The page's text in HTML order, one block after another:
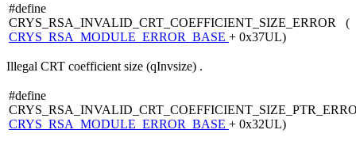
#define
CRYS_RSA_INVALID_CRT_COEFFICIENT_SIZE_ERROR (
CRYS_RSA_MODULE_ERROR_BASE + 0x37UL)
Illegal CRT coefficient size (qInvsize) .
#define
CRYS_RSA_MODULE_ERROR_BASE + 0x32UL)